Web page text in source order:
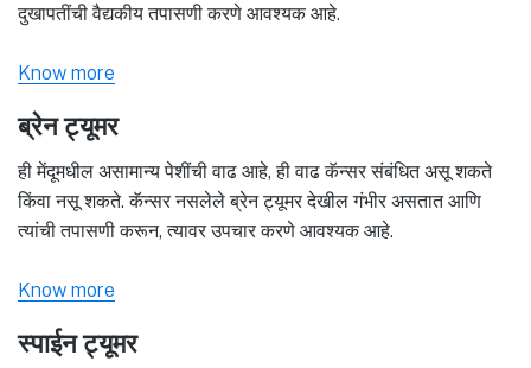
दुखापतींची वैद्यकीय तपासणी करणे आवश्यक आहे.
Know more
ब्रेन ट्यूमर
ही मेंदूमधील असामान्य पेशींची वाढ आहे, ही वाढ कॅन्सर संबंधित असू शकते
किंवा नसू शकते. कॅन्सर नसलेले ब्रेन ट्यूमर देखील गंभीर असतात आणि
त्यांची तपासणी करून, त्यावर उपचार करणे आवश्यक आहे.
Know more
स्पाईन ट्यूमर